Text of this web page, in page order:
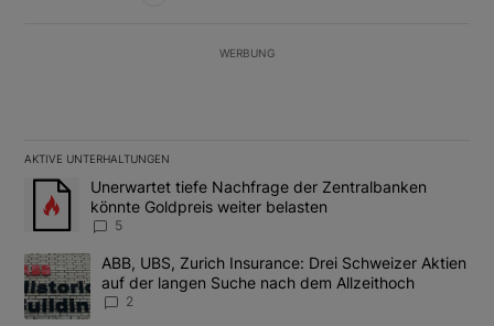
WERBUNG
AKTIVE UNTERHALTUNGEN
Das Folgende ist eine Liste der am meisten kommentierten
Ein Trendartikel mit dem Titel "Unerwartet tiefe Nachfrage der
Unerwartet tiefe Nachfrage der Zentralbanken
könnte Goldpreis weiter belasten
5
Ein Trendartikel mit dem Titel "ABB, UBS, Zurich Insurance:
ABB, UBS, Zurich Insurance: Drei Schweizer Aktien
auf der langen Suche nach dem Allzeithoch
2